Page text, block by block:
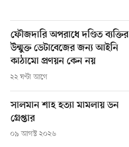
ফৌজদারি অপরাধে দণ্ডিত ব্যক্তির
উন্মুক্ত ডেটাবেজের জন্য আইনি
কাঠামো প্রণয়ন কেন নয়
২২ ঘণ্টা আগে
সালমান শাহ হত্যা মামলায় ডন
গ্রেপ্তার
০৯ আগস্ট ২০২৬